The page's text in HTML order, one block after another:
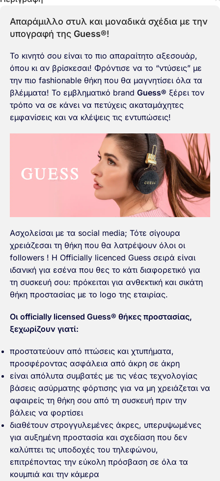
Απαράμιλλο στυλ και μοναδικά σχέδια με την
υπογραφή της Guess®!
Το κινητό σου είναι το πιο απαραίτητο αξεσουάρ,
όπου κι αν βρίσκεσαι! Φρόντισε να το “ντύσεις” με
την πιο fashionable θήκη που θα μαγνητίσει όλα τα
βλέμματα! Το εμβληματικό brand Guess® ξέρει τον
τρόπο να σε κάνει να πετύχεις ακαταμάχητες
εμφανίσεις και να κλέψεις τις εντυπώσεις!
Ασχολείσαι με τα social media; Τότε σίγουρα
χρειάζεσαι τη θήκη που θα λατρέψουν όλοι οι
followers ! Η Officially licenced Guess σειρά είναι
ιδανική για εσένα που θες το κάτι διαφορετικό για
τη συσκευή σου: πρόκειται για ανθεκτική και σικάτη
θήκη προστασίας με το logo της εταιρίας.
Οι officially licensed Guess® θήκες προστασίας,
ξεχωρίζουν γιατί:
προστατεύουν από πτώσεις και χτυπήματα,
προσφέροντας ασφάλεια από άκρη σε άκρη
είναι απόλυτα συμβατές με τις νέας τεχνολογίας
βάσεις ασύρματης φόρτισης για να μη χρειάζεται να
αφαιρείς τη θήκη σου από τη συσκευή πριν την
βάλεις να φορτίσει
διαθέτουν στρογγυλεμένες άκρες, υπερυψωμένες
για αυξημένη προστασία και σχεδίαση που δεν
καλύπτει τις υποδοχές του τηλεφώνου,
επιτρέποντας την εύκολη πρόσβαση σε όλα τα
κουμπιά και την κάμερα